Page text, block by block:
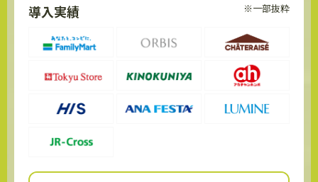
導入実績 ※一部抜粋